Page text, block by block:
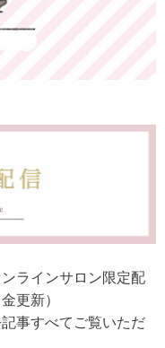
ラインサロン限定配
更新）
事すべてご覧いただ